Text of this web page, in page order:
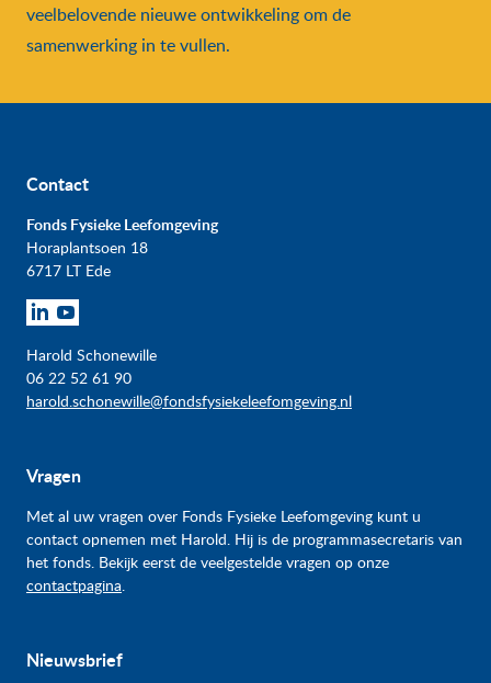
veelbelovende nieuwe ontwikkeling om de
samenwerking in te vullen.
Contact
Fonds Fysieke Leefomgeving
Horaplantsoen 18
6717 LT Ede
Harold Schonewille
06 22 52 61 90
harold.schonewille@fondsfysiekeleefomgeving.nl
Vragen
Met al uw vragen over Fonds Fysieke Leefomgeving kunt u
contact opnemen met Harold. Hij is de programmasecretaris van
het fonds. Bekijk eerst de veelgestelde vragen op onze
contactpagina.
Nieuwsbrief